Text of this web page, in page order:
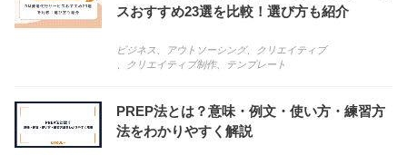
スおすすめ23選を比較！選び方も紹介
ビジネス アウトソーシング、
クリエイティブ
クリエイティブ制作、 テンプレート
PREP法とは？意味・例文・使い方・練習方
法をわかりやすく解説